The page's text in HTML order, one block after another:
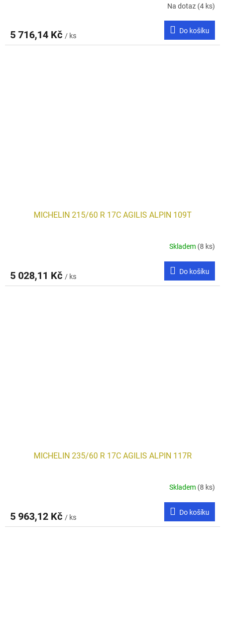
Na dotaz (4 ks)
5 716,14 Kč / ks
Do košíku
MICHELIN 215/60 R 17C AGILIS ALPIN 109T
Skladem (8 ks)
5 028,11 Kč / ks
Do košíku
MICHELIN 235/60 R 17C AGILIS ALPIN 117R
Skladem (8 ks)
5 963,12 Kč / ks
Do košíku